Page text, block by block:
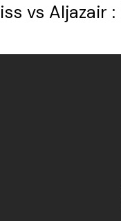
vs Aljazair